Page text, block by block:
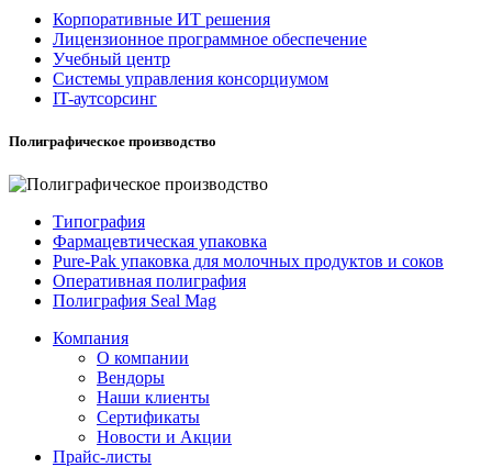
Корпоративные ИТ решения
Лицензионное программное обеспечение
Учебный центр
Системы управления консорциумом
IT-аутсорсинг
Полиграфическое производство
Типография
Фармацевтическая упаковка
Pure-Pak упаковка для молочных продуктов и соков
Оперативная полиграфия
Полиграфия Seal Mag
Компания
О компании
Вендоры
Наши клиенты
Сертификаты
Новости и Акции
Прайс-листы